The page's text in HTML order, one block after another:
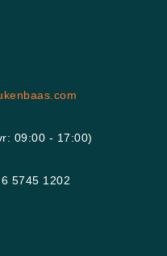
09:00 - 17:00)
5745 1202